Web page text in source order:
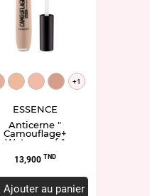
ET951822.100
ET951824.120
ET951830.150
ET951832.160
+1
ESSENCE
Anticerne "
Camouflage+
Waterproof "
Prix
13,900 TND
Ajouter au panier